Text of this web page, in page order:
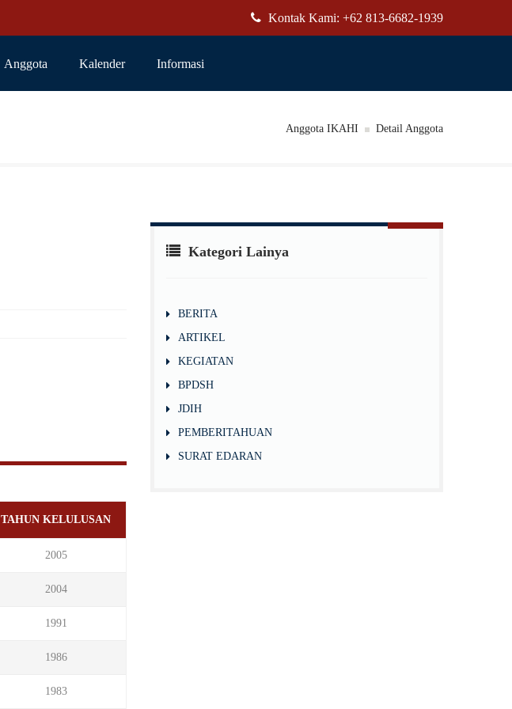
Kontak Kami: +62 813-6682-1939
Anggota Kalender Informasi
Anggota IKAHI Detail Anggota
TAHUN KELULUSAN
2005
2004
1991
1986
1983
Kategori Lainya
BERITA
ARTIKEL
KEGIATAN
BPDSH
JDIH
PEMBERITAHUAN
SURAT EDARAN